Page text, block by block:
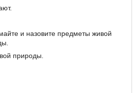
и назовите предметы живой
природы.